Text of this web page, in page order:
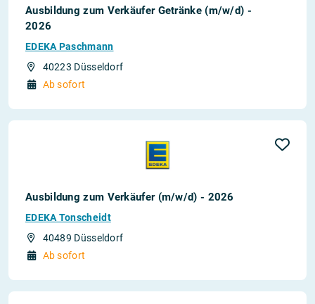
Ausbildung zum Verkäufer Getränke (m/w/d) -
2026
EDEKA Paschmann
40223 Düsseldorf
Ab sofort
Ausbildung zum Verkäufer (m/w/d) - 2026
EDEKA Tonscheidt
40489 Düsseldorf
Ab sofort